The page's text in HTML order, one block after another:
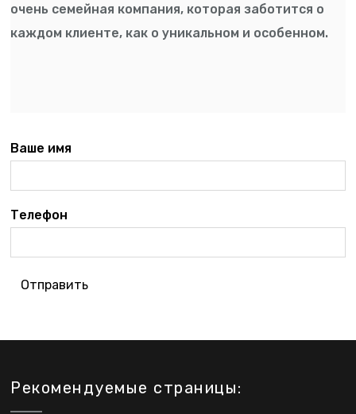
очень семейная компания, которая заботится о
каждом клиенте, как о уникальном и особенном.
Ваше имя
Телефон
Отправить
Рекомендуемые страницы: